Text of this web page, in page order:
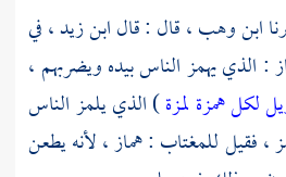
ابن وهب ،قال : قالابن زيد ،في
: الذي يهمز الناس بيده ويضربهم ،
لكل همزة لمزة) الذي يلمز الناس
، فقيل للمغتاب : هماز ، لأنه يطعن